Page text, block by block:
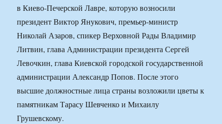
в Киево-Печерской Лавре, которую возносили
президент Виктор Янукович, премьер-министр
Николай Азаров, спикер Верховной Рады Владимир
Литвин, глава Администрации президента Сергей
Левочкин, глава Киевской городской государственной
администрации Александр Попов. После этого
высшие должностные лица страны возложили цветы к
памятникам Тарасу Шевченко и Михаилу
Грушевскому.